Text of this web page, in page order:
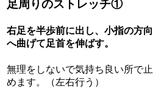
足周りのストレッチ①
右足を半歩前に出し、小指の方向
へ曲げて足首を伸ばす。
無理をしないで気持ち良い所で止
めます。（左右行う）